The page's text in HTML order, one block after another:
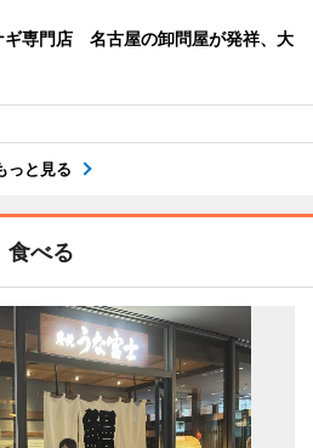
ギ専門店 名古屋の卸問屋が発祥、大
っと見る
食べる